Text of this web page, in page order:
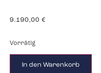
9.190,00 €
Vorrätig
In den Warenkorb